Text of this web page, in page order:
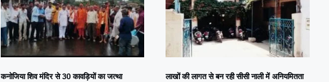
कनोजिया शिव मंदिर से 30 कावड़ियों का जत्था
लाखों की लागत से बन रही सीसी नाली में अनियमितता